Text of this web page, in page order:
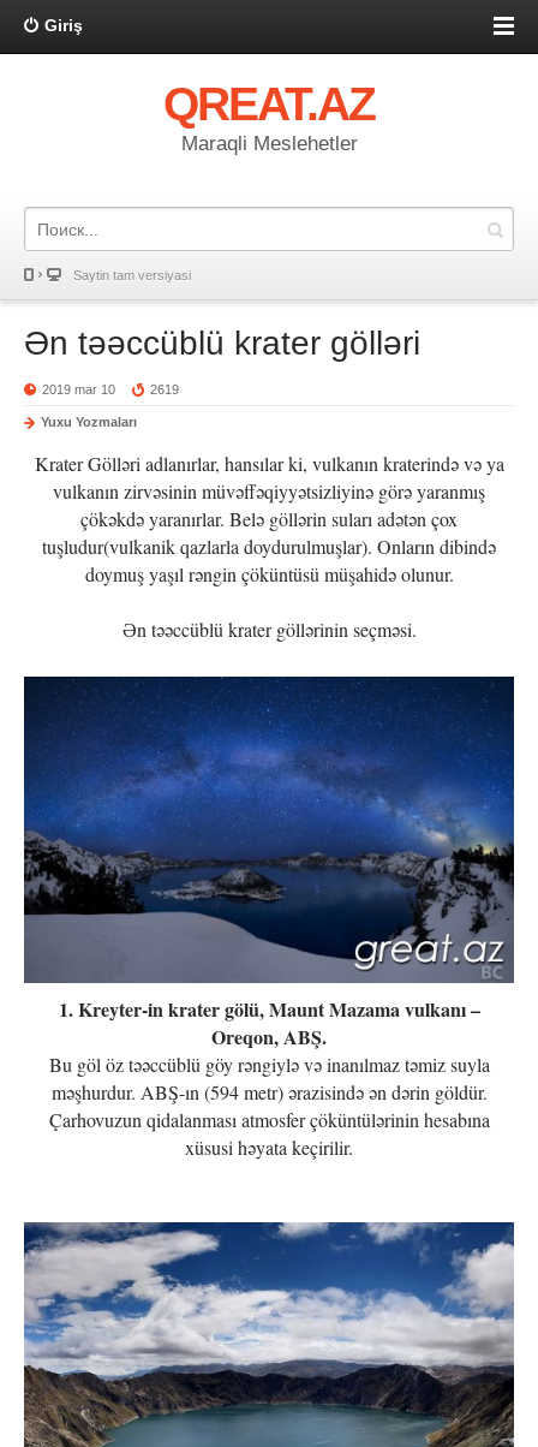
Giriş
QREAT.AZ
Maraqli Meslehetler
Saytin tam versiyasi
Ən təəccüblü krater gölləri
2019 mar 10 2619
Yuxu Yozmaları
Krater Gölləri adlanırlar, hansılar ki, vulkanın kraterində və ya
vulkanın zirvəsinin müvəffəqiyyətsizliyinə görə yaranmış
çökəkdə yaranırlar. Belə göllərin suları adətən çox
tuşludur(vulkanik qazlarla doydurulmuşlar). Onların dibində
doymuş yaşıl rəngin çöküntüsü müşahidə olunur.
Ən təəccüblü krater göllərinin seçməsi.
1. Kreyter-in krater gölü, Maunt Mazama vulkanı –
Oreqon, ABŞ.
Bu göl öz təəccüblü göy rəngiylə və inanılmaz təmiz suyla
məşhurdur. ABŞ-ın (594 metr) ərazisində ən dərin göldür.
Çarhovuzun qidalanması atmosfer çöküntülərinin hesabına
xüsusi həyata keçirilir.